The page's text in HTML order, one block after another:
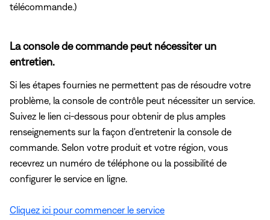
télécommande.)
La console de commande peut nécessiter un
entretien.
Si les étapes fournies ne permettent pas de résoudre votre
problème, la console de contrôle peut nécessiter un service.
Suivez le lien ci-dessous pour obtenir de plus amples
renseignements sur la façon d'entretenir la console de
commande. Selon votre produit et votre région, vous
recevrez un numéro de téléphone ou la possibilité de
configurer le service en ligne.
Cliquez ici pour commencer le service